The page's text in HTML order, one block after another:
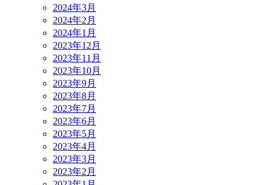
2024年3月
2024年2月
2024年1月
2023年12月
2023年11月
2023年10月
2023年9月
2023年8月
2023年7月
2023年6月
2023年5月
2023年4月
2023年3月
2023年2月